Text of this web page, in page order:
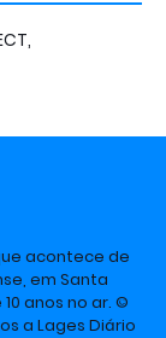
acontece de
em Santa
anos no ar. ©
a Lages Diário